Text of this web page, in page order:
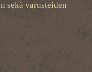
sekä varusteiden